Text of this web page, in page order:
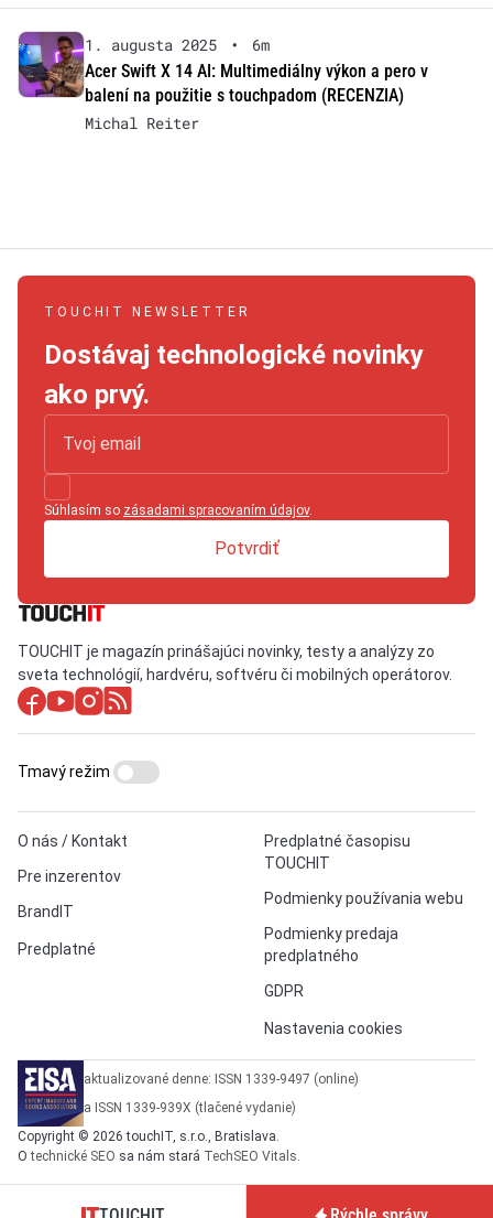
1. augusta 2025 •
6m
Acer Swift X 14 AI: Multimediálny výkon a pero v
balení na použitie s touchpadom (RECENZIA)
Michal Reiter
TOUCHIT NEWSLETTER
Dostávaj technologické novinky
ako prvý.
Súhlasím so zásadami spracovaním údajov.
Potvrdiť
TOUCHIT je magazín prinášajúci novinky, testy a analýzy zo
sveta technológií, hardvéru, softvéru či mobilných operátorov.
O nás / Kontakt
Pre inzerentov
BrandIT
Predplatné
Predplatné časopisu
TOUCHIT
Podmienky používania webu
Podmienky predaja
predplatného
GDPR
Nastavenia cookies
Tmavý režim
aktualizované denne: ISSN 1339-9497 (online)
a ISSN 1339-939X (tlačené vydanie)
Copyright © 2026 touchIT, s.r.o., Bratislava.
Otechnické SEO sa nám stará TechSEO Vitals.